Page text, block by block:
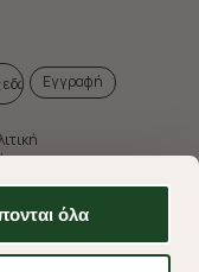
όλα
Εγγραφή
προωθητικές